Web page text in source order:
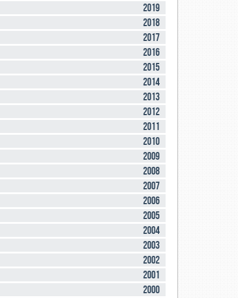
2019
2018
2017
2016
2015
2014
2013
2012
2011
2010
2009
2008
2007
2006
2005
2004
2003
2002
2001
2000